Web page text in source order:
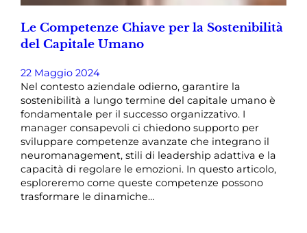
Le Competenze Chiave per la Sostenibilità
del Capitale Umano
22 Maggio 2024
Nel contesto aziendale odierno, garantire la
sostenibilità a lungo termine del capitale umano è
fondamentale per il successo organizzativo. I
manager consapevoli ci chiedono supporto per
sviluppare competenze avanzate che integrano il
neuromanagement, stili di leadership adattiva e la
capacità di regolare le emozioni. In questo articolo,
esploreremo come queste competenze possono
trasformare le dinamiche…